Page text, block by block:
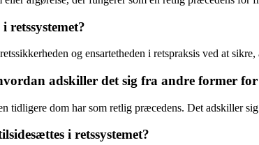
og ensartetheden i retspraksis ved at sikre,
adskiller det sig fra andre former for
dom har som retlig præcedens. Det adskiller
i retssystemet?